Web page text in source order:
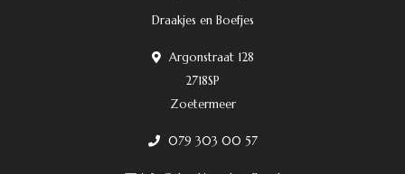
Draakjes en Boefjes
Argonstraat 128
2718SP
Zoetermeer
079 303 00 57